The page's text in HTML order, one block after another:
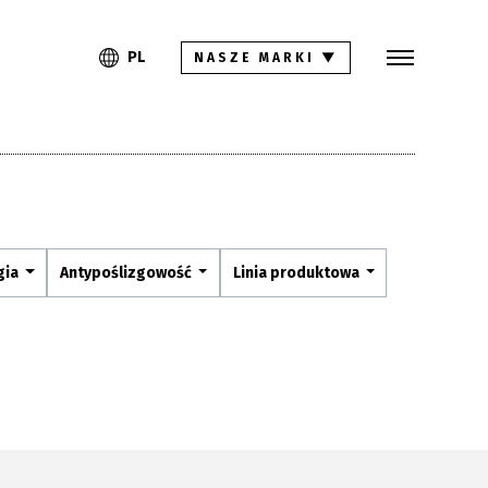
PL
PL NASZE MARKI ▼
Antypoślizgowość Linia produktowa
Inspiracje
Pliki do pobrania
Strefa architekta